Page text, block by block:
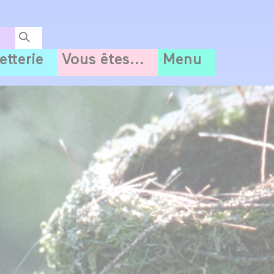
Vous êtes... Menu